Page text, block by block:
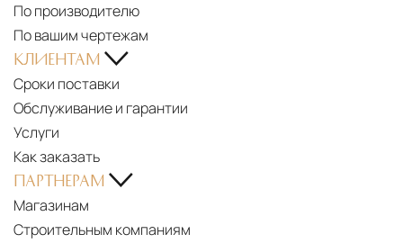
По производителю
По вашим чертежам
КЛИЕНТАМ
Сроки поставки
Обслуживание и гарантии
Услуги
Как заказать
ПАРТНЕРАМ
Магазинам
Строительным компаниям